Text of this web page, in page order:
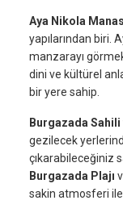
Aya Nikola
yapılarından biri.
manzarayı
dini ve kültürel
bir yere sahip.
Burgazada Sahili
gezilecek
çıkarabileceğiniz
Burgazada Plajı
sakin atmosferi